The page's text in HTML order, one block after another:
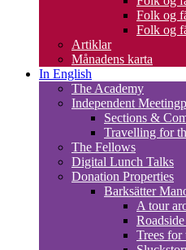
Folk og
Folk og
Artiklar
Månadens karta
In English
The Academy
Independent
Sections &
Travelling for
The Fellows
Digital Lunch Talks
Donation Properties
Barksätter
A tour
Trees for